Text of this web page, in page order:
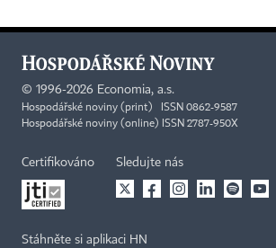
© 1996-2026 Economia, a.s.
Hospodářské noviny (print) ISSN 0862-9587
Hospodářské noviny (online) ISSN 2787-950X
Certifikováno Sledujte nás
Stáhněte si aplikaci HN